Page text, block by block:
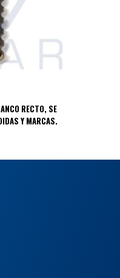
RECTO, SE
Y MARCAS.